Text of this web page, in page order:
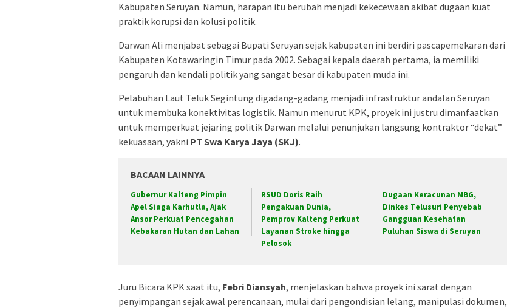
Kabupaten Seruyan. Namun, harapan itu berubah menjadi kekecewaan akibat dugaan kuat
praktik korupsi dan kolusi politik.
Darwan Ali menjabat sebagai Bupati Seruyan sejak kabupaten ini berdiri pascapemekaran dari
Kabupaten Kotawaringin Timur pada 2002. Sebagai kepala daerah pertama, ia memiliki
pengaruh dan kendali politik yang sangat besar di kabupaten muda ini.
Pelabuhan Laut Teluk Segintung digadang-gadang menjadi infrastruktur andalan Seruyan
untuk membuka konektivitas logistik. Namun menurut KPK, proyek ini justru dimanfaatkan
untuk memperkuat jejaring politik Darwan melalui penunjukan langsung kontraktor “dekat”
kekuasaan, yakni PT Swa Karya Jaya (SKJ).
BACAAN LAINNYA
Gubernur Kalteng Pimpin
Apel Siaga Karhutla, Ajak
Ansor Perkuat Pencegahan
Kebakaran Hutan dan Lahan
RSUD Doris Raih
Pengakuan Dunia,
Pemprov Kalteng Perkuat
Layanan Stroke hingga
Pelosok
Dugaan Keracunan MBG,
Dinkes Telusuri Penyebab
Gangguan Kesehatan
Puluhan Siswa di Seruyan
Juru Bicara KPK saat itu, Febri Diansyah, menjelaskan bahwa proyek ini sarat dengan
penyimpangan sejak awal perencanaan, mulai dari pengondisian lelang, manipulasi dokumen,